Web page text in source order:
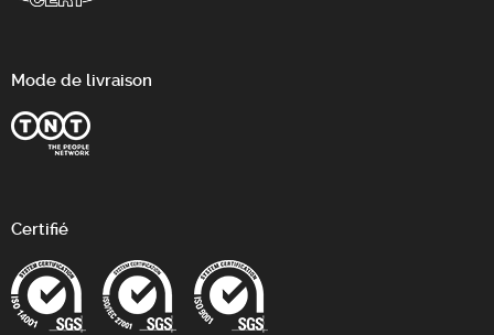
Mode de livraison
Certifié